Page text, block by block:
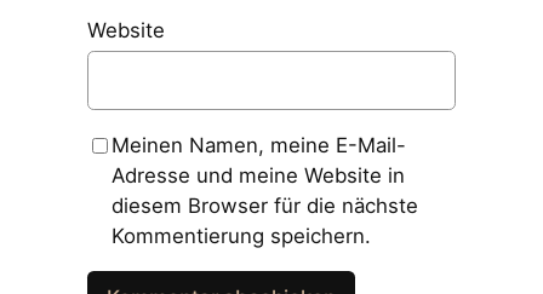
Website
Meinen Namen, meine E-Mail-
Adresse und meine Website in
diesem Browser für die nächste
Kommentierung speichern.